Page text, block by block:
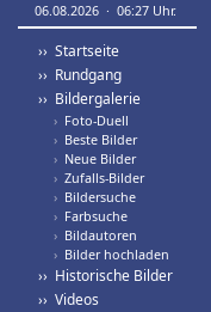
06.08.2026 · 06:27 Uhr.
›› Startseite
›› Rundgang
›› Bildergalerie
› Foto-Duell
› Beste Bilder
› Neue Bilder
› Zufalls-Bilder
› Bildersuche
› Farbsuche
› Bildautoren
› Bilder hochladen
›› Historische Bilder
›› Videos